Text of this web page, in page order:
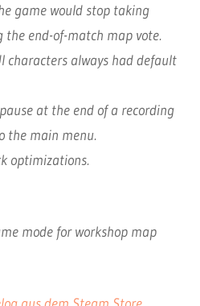
game would stop taking
end-of-match map vote.
characters always had default
at the end of a recording
the main menu.
optimizations.
mode for workshop map